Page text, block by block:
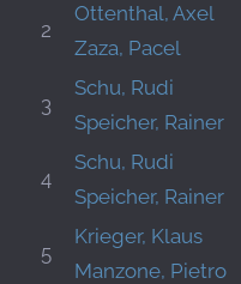
2
Ottenthal, Axel
Zaza, Pacel
3
Schu, Rudi
Speicher, Rainer
4
Schu, Rudi
Speicher, Rainer
5
Krieger, Klaus
Manzone, Pietro